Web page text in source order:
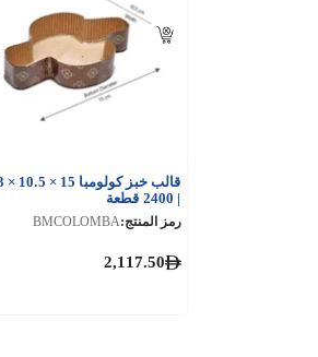
| 2400 قطعة
رمز المنتج:BMCOLOMBA
2,117.50